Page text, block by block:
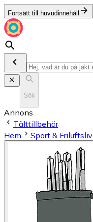
Fortsätt till huvudinnehåll
Sök
Annons
Tälttillbehör
Hem
Sport & Friluftsliv